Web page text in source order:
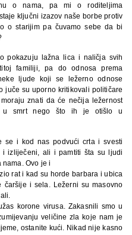
o nama, pa mi o roditeljima
ključni izazov naše borbe protiv
o starijim pa čuvamo sebe da bi
pokazuju lažna lica i naličja svih
familiji, pa do odnosa prema
ljude koji se ležerno odnose
juče su uporno kritikovali političare
znati da će nečija ležernost
u smrt nego što ih je otišlo u
se i kod nas podvući crta i svesti
i izliječeni, ali i pamtiti šta su ljudi
Ovo je i
rat i kad su horde barbara i ubica
i sela. Ležerni su masovno
korone virusa. Zakasnili smo u
veličine zla koje nam je
ostanite kući. Nikad nije kasno